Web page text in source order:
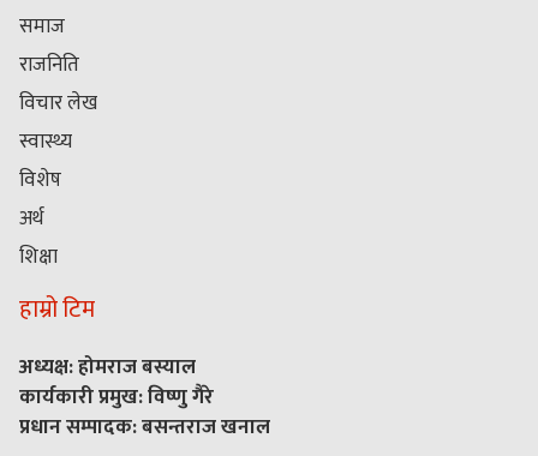
समाज
राजनिति
विचार लेख
स्वास्थ्य
विशेष
अर्थ
शिक्षा
हाम्रो टिम
अध्यक्ष: होमराज बस्याल
कार्यकारी प्रमुख: विष्णु गैरे
प्रधान सम्पादक: बसन्तराज खनाल